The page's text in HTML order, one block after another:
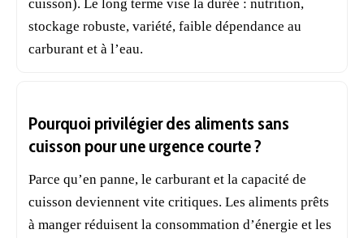
cuisson). Le long terme vise la durée : nutrition,
stockage robuste, variété, faible dépendance au
carburant et à l’eau.
Pourquoi privilégier des aliments sans
cuisson pour une urgence courte ?
Parce qu’en panne, le carburant et la capacité de
cuisson deviennent vite critiques. Les aliments prêts
à manger réduisent la consommation d’énergie et les